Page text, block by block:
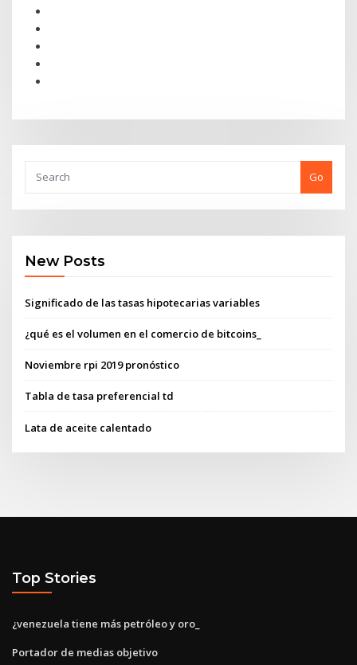
Go
New Posts
Significado de las tasas hipotecarias variables
¿qué es el volumen en el comercio de bitcoins_
Noviembre rpi 2019 pronóstico
Tabla de tasa preferencial td
Lata de aceite calentado
Top Stories
¿venezuela tiene más petróleo y oro_
Portador de medias objetivo